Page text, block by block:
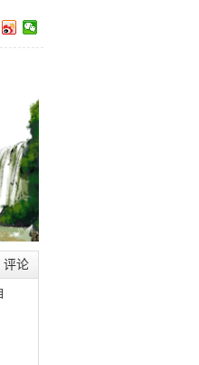
评论